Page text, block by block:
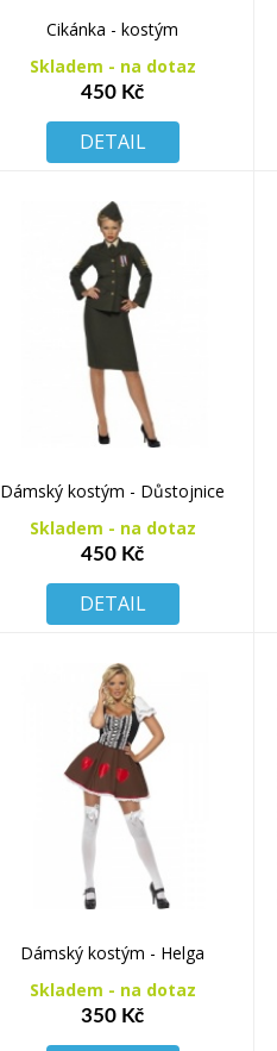
Cikánka - kostým
Skladem - na dotaz
450 Kč
DETAIL
Dámský kostým - Důstojnice
Skladem - na dotaz
450 Kč
DETAIL
Dámský kostým - Helga
Skladem - na dotaz
350 Kč